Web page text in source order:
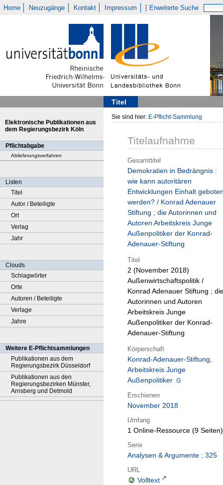
Home Neuzugänge Kontakt Impressum Erweiterte Suche
Titel
Elektronische Publikationen aus
dem Regierungsbezirk Köln
Pflichtabgabe
Ablieferungsverfahren
Listen
Titel
Autor / Beteiligte
Ort
Verlag
Jahr
Clouds
Schlagwörter
Orte
Autoren / Beteiligte
Verlage
Jahre
Weitere E-Pflichtsammlungen
Publikationen aus dem
Regierungsbezirk Düsseldorf
Publikationen aus den
Regierungsbezirken Münster,
Arnsberg und Detmold
Sie sind hier: E-Pflicht-Sammlung
Titelaufnahme
Gesamttitel
Demokratien in Bedrängnis :
wie kann autoritären
Entwicklungen Einhalt
werden? / Konrad Adenauer
Stiftung ; die Autorinnen und
Autoren Arbeitskreis Junge
Außenpolitiker der Konrad-
Adenauer-Stiftung
Titel
2 (November 2018)
Außenwirtschaftspolitik /
Konrad Adenauer Stiftung ;
Autorinnen und Autoren
Arbeitskreis Junge
Außenpolitiker der Konrad-
Adenauer-Stiftung
Körperschaft
Konrad-Adenauer-Stiftung,
Arbeitskreis Junge
Außenpolitiker
Erschienen
November 2018
Umfang
1 Online-Ressource (9 Seiten)
Serie
Analysen & Argumente ; 325
URL
Volltext